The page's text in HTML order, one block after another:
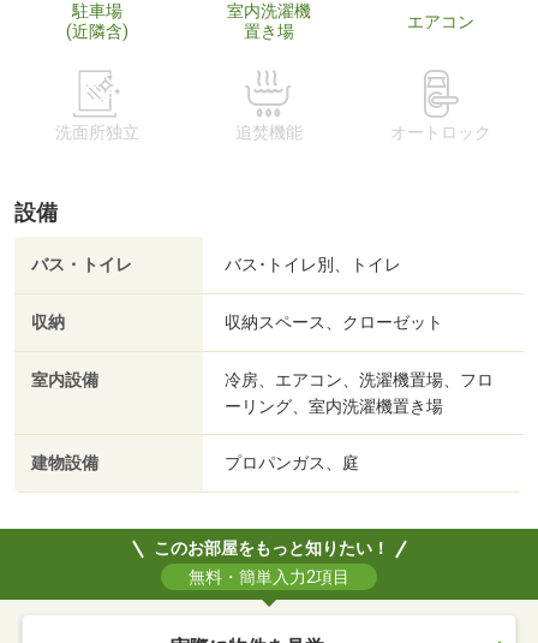
駐車場
(近隣含)
室内洗濯機
置き場
エアコン
洗面所独立 追焚機能 オートロック
設備
バス・トイレ バス･トイレ別、トイレ
収納 収納スペース、クローゼット
室内設備
冷房、エアコン、洗濯機置場、フロ
ーリング、室内洗濯機置き場
建物設備 プロパンガス、庭
このお部屋をもっと知りたい！
無料・簡単入力2項目